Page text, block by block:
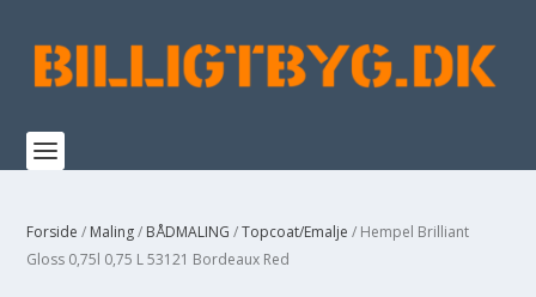
Forside / Maling/ BÅDMALING /Topcoat/Emalje / Hempel Brilliant
Gloss 0,75l 0,75 L 53121 Bordeaux Red